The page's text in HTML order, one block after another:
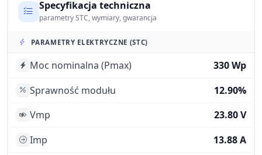
Specyfikacja techniczna
parametry STC, wymiary, gwarancja
PARAMETRY ELEKTRYCZNE (STC)
Moc nominalna (Pmax)
330 Wp
Sprawność modułu
12.90%
Vmp
23.80 V
Imp
13.88 A